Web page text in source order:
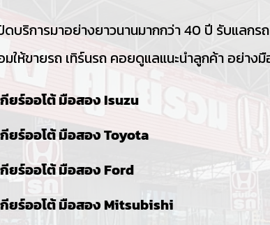
บริการมาอย่างยาวนานมากกว่า 40 ปี รับแลกร
ให้ขายรถ เทิร์นรถ คอยดูแลแนะนำลูกค้า อย่าง
กียร์ออโต้ มือสอง Isuzu
กียร์ออโต้ มือสอง Toyota
กียร์ออโต้ มือสอง Ford
กียร์ออโต้ มือสอง Mitsubishi